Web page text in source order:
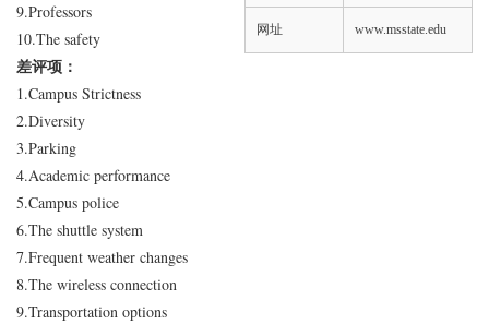
网址 www.msstate.edu
9.Professors
10.The safety
差评项：
1.Campus Strictness
2.Diversity
3.Parking
4.Academic performance
5.Campus police
6.The shuttle system
7.Frequent weather changes
8.The wireless connection
9.Transportation options